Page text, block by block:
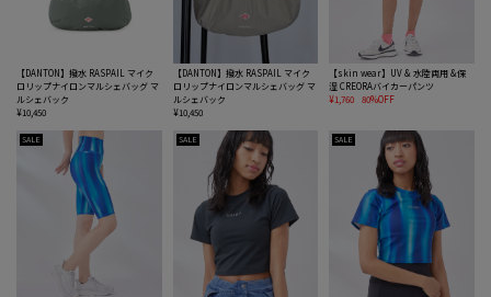
【DANTON】撥水 RASPAIL マイク
ロリップナイロンマルシェバッグ マ
ルシェバック
¥10,450
【DANTON】撥水 RASPAIL マイク
ロリップナイロンマルシェバッグ マ
ルシェバック
¥10,450
【skin wear】UV & 水陸両用 &保
湿 CREORAバイカーパンツ
¥1,760
80%OFF
SALE SALE SALE